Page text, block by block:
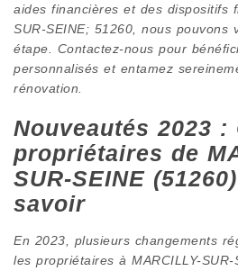
aides financières et des dispositifs
SUR-SEINE; 51260, nous pouvons
étape. Contactez-nous pour
personnalisés et entamez
rénovation.
Nouveautés 2023 :
propriétaires de
SUR-SEINE
savoir
En 2023, plusieurs changements
les propriétaires à MARCILLY-